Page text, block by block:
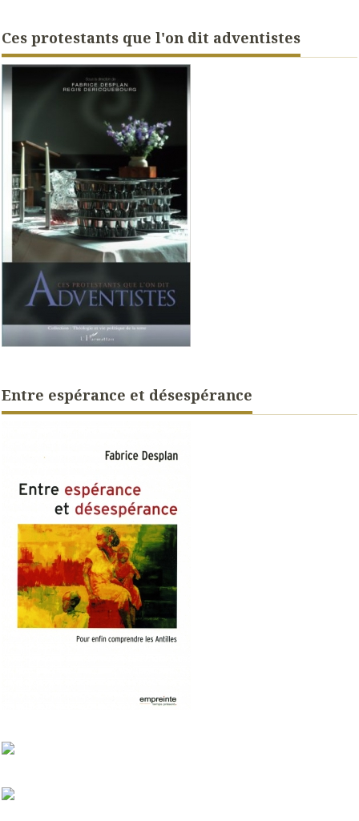
Ces protestants que l'on dit adventistes
Entre espérance et désespérance